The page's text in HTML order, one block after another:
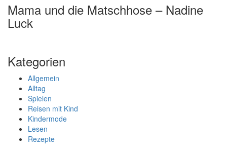
Mama und die Matschhose – Nadine
Luck
Kategorien
Allgemein
Alltag
Spielen
Reisen mit Kind
Kindermode
Lesen
Rezepte